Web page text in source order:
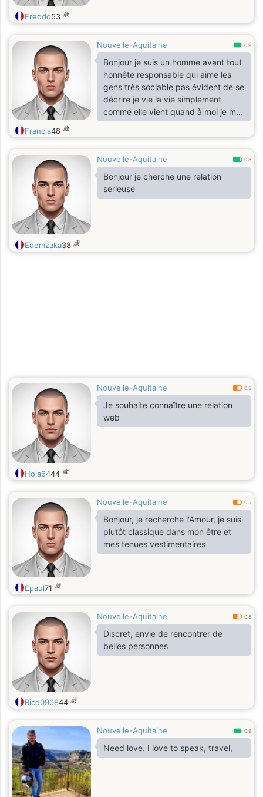
en un pequeño pueblo costero en la
Océano Atlántico (cerca de Burdeos
en el suroeste).Pero también
podríamos encontrarnos en Bogotá,
porque tengo un departamento
grande con una terraza genial, en el
no vengo muy seguido a Bogotá, a
menos...
Freddd53 歳
Nouvelle-Aquitaine 0.9
Bonjour je suis un homme avant tout
honnête responsable qui aime les
gens très sociable pas évident de se
décrire je vie la vie simplement
comme elle vient quand à moi je ma
recherche est de trouver une femme
qui aurait les mêmes qualités que
Francia48 歳
Nouvelle-Aquitaine 0.8
Bonjour je cherche une relation
sérieuse
Edemzaka38 歳
Nouvelle-Aquitaine 0.5
Je souhaite connaître une relation
web
Hola6444 歳
Nouvelle-Aquitaine 0.5
Bonjour, je recherche l'Amour, je suis
plutôt classique dans mon être et
mes tenues vestimentaires
Epaul71 歳
Nouvelle-Aquitaine 0.5
Discret, envie de rencontrer de
belles personnes
Rico090844 歳
Nouvelle-Aquitaine 0.9
Need love. I love to speak, travel,